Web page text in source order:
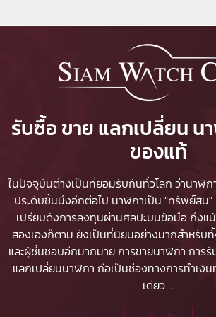
รับซื้อ ขาย แลกเปลี่ยน น
ของแท้
ในปัจจุบันต่างเป็นที่ยอมรับกันทั่วโลก ว่านาฬิก
ประดับชิ้นนึงอีกต่อไป นาฬิกาเป็น "ทรัพย์สิน
เปรียบดังการลงทุนผ่านศิลปะบนข้อมือ ถึงแ
สองเองก็ตาม ยังเป็นที่นิยมอย่างมากสำหรับ
และผู้ชื่นชอบอีกมากมายการขายนาฬิกา การ
แลกเปลี่ยนนาฬิกา ถือเป็นช่องทางการทำเงิ
เดียว...